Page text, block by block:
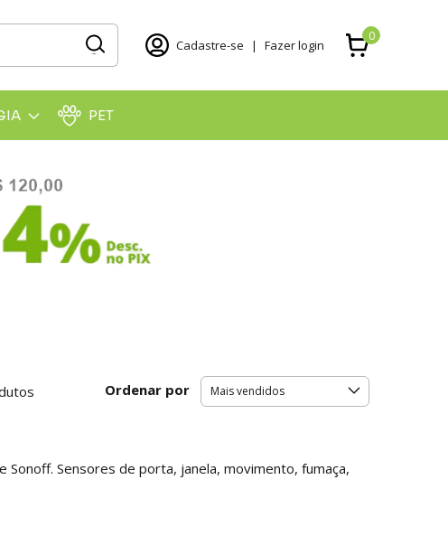
Cadastre-se | Fazer login
0
PET
Ordenar por
Sensores de porta, janela, movimento, fumaça,